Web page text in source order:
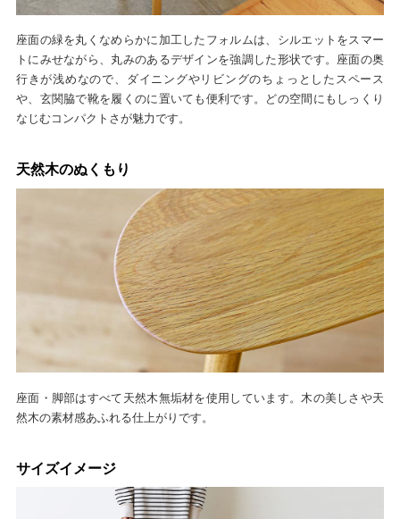
座面の緑を丸くなめらかに加工したフォルムは、シルエットをスマー
トにみせながら、丸みのあるデザインを強調した形状です。座面の奥
行きが浅めなので、ダイニングやリビングのちょっとしたスペース
や、玄関脇で靴を履くのに置いても便利です。どの空間にもしっくり
なじむコンパクトさが魅力です。
天然木のぬくもり
座面・脚部はすべて天然木無垢材を使用しています。木の美しさや天
然木の素材感あふれる仕上がりです。
サイズイメージ